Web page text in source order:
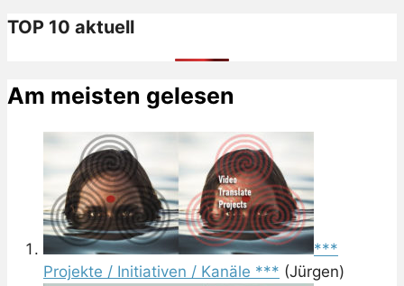
TOP 10 aktuell
Am meisten gelesen
***
Projekte / Initiativen / Kanäle *** (Jürgen)